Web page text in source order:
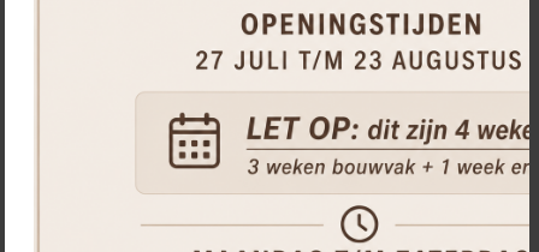
Misschien ook interessant...